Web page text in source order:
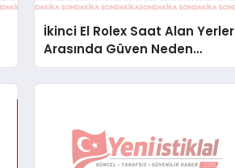
İkinci El Rolex Saat Alan Yerler
Arasında Güven Neden
Önemlidir?